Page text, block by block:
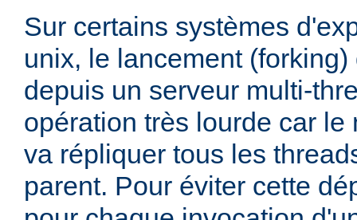
Sur certains systèmes
unix, le lancement
depuis un serveur multi-
opération très lourde car
va répliquer tous les
parent. Pour éviter cette